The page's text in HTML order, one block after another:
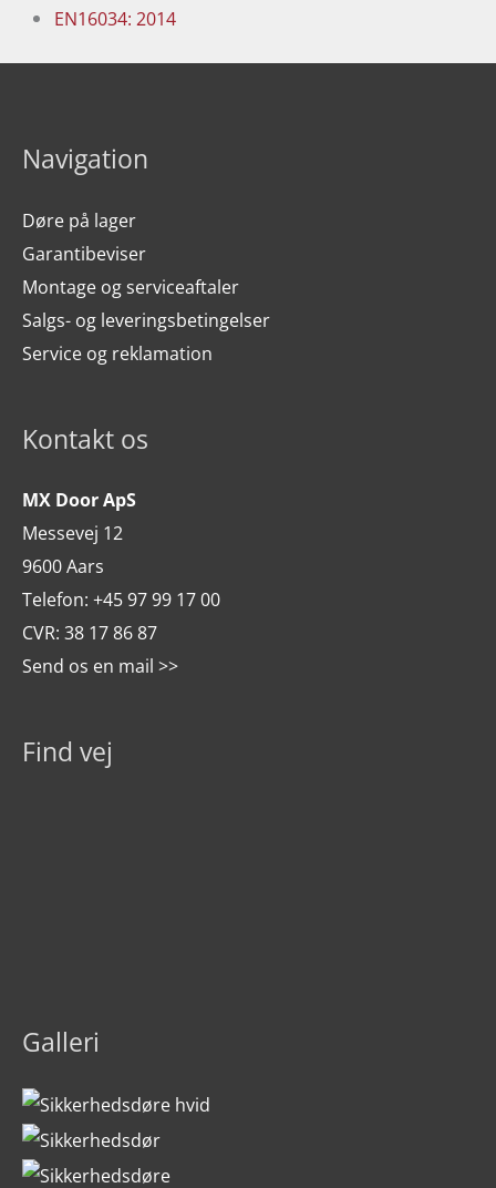
EN16034: 2014
Navigation
Døre på lager
Garantibeviser
Montage og serviceaftaler
Salgs- og leveringsbetingelser
Service og reklamation
Kontakt os
MX Door ApS
Messevej 12
9600 Aars
Telefon: +45 97 99 17 00
CVR: 38 17 86 87
Send os en mail >>
Find vej
Galleri